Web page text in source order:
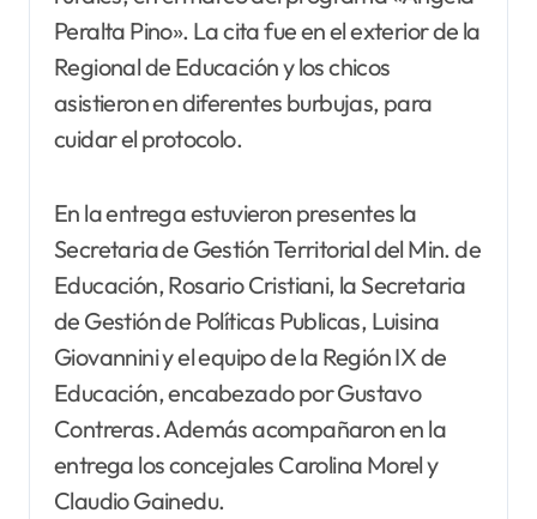
Peralta Pino». La cita fue en el exterior de la
Regional de Educación y los chicos
asistieron en diferentes burbujas, para
cuidar el protocolo.
En la entrega estuvieron presentes la
Secretaria de Gestión Territorial del Min. de
Educación, Rosario Cristiani, la Secretaria
de Gestión de Políticas Publicas, Luisina
Giovannini y el equipo de la Región IX de
Educación, encabezado por Gustavo
Contreras. Además acompañaron en la
entrega los concejales Carolina Morel y
Claudio Gainedu.